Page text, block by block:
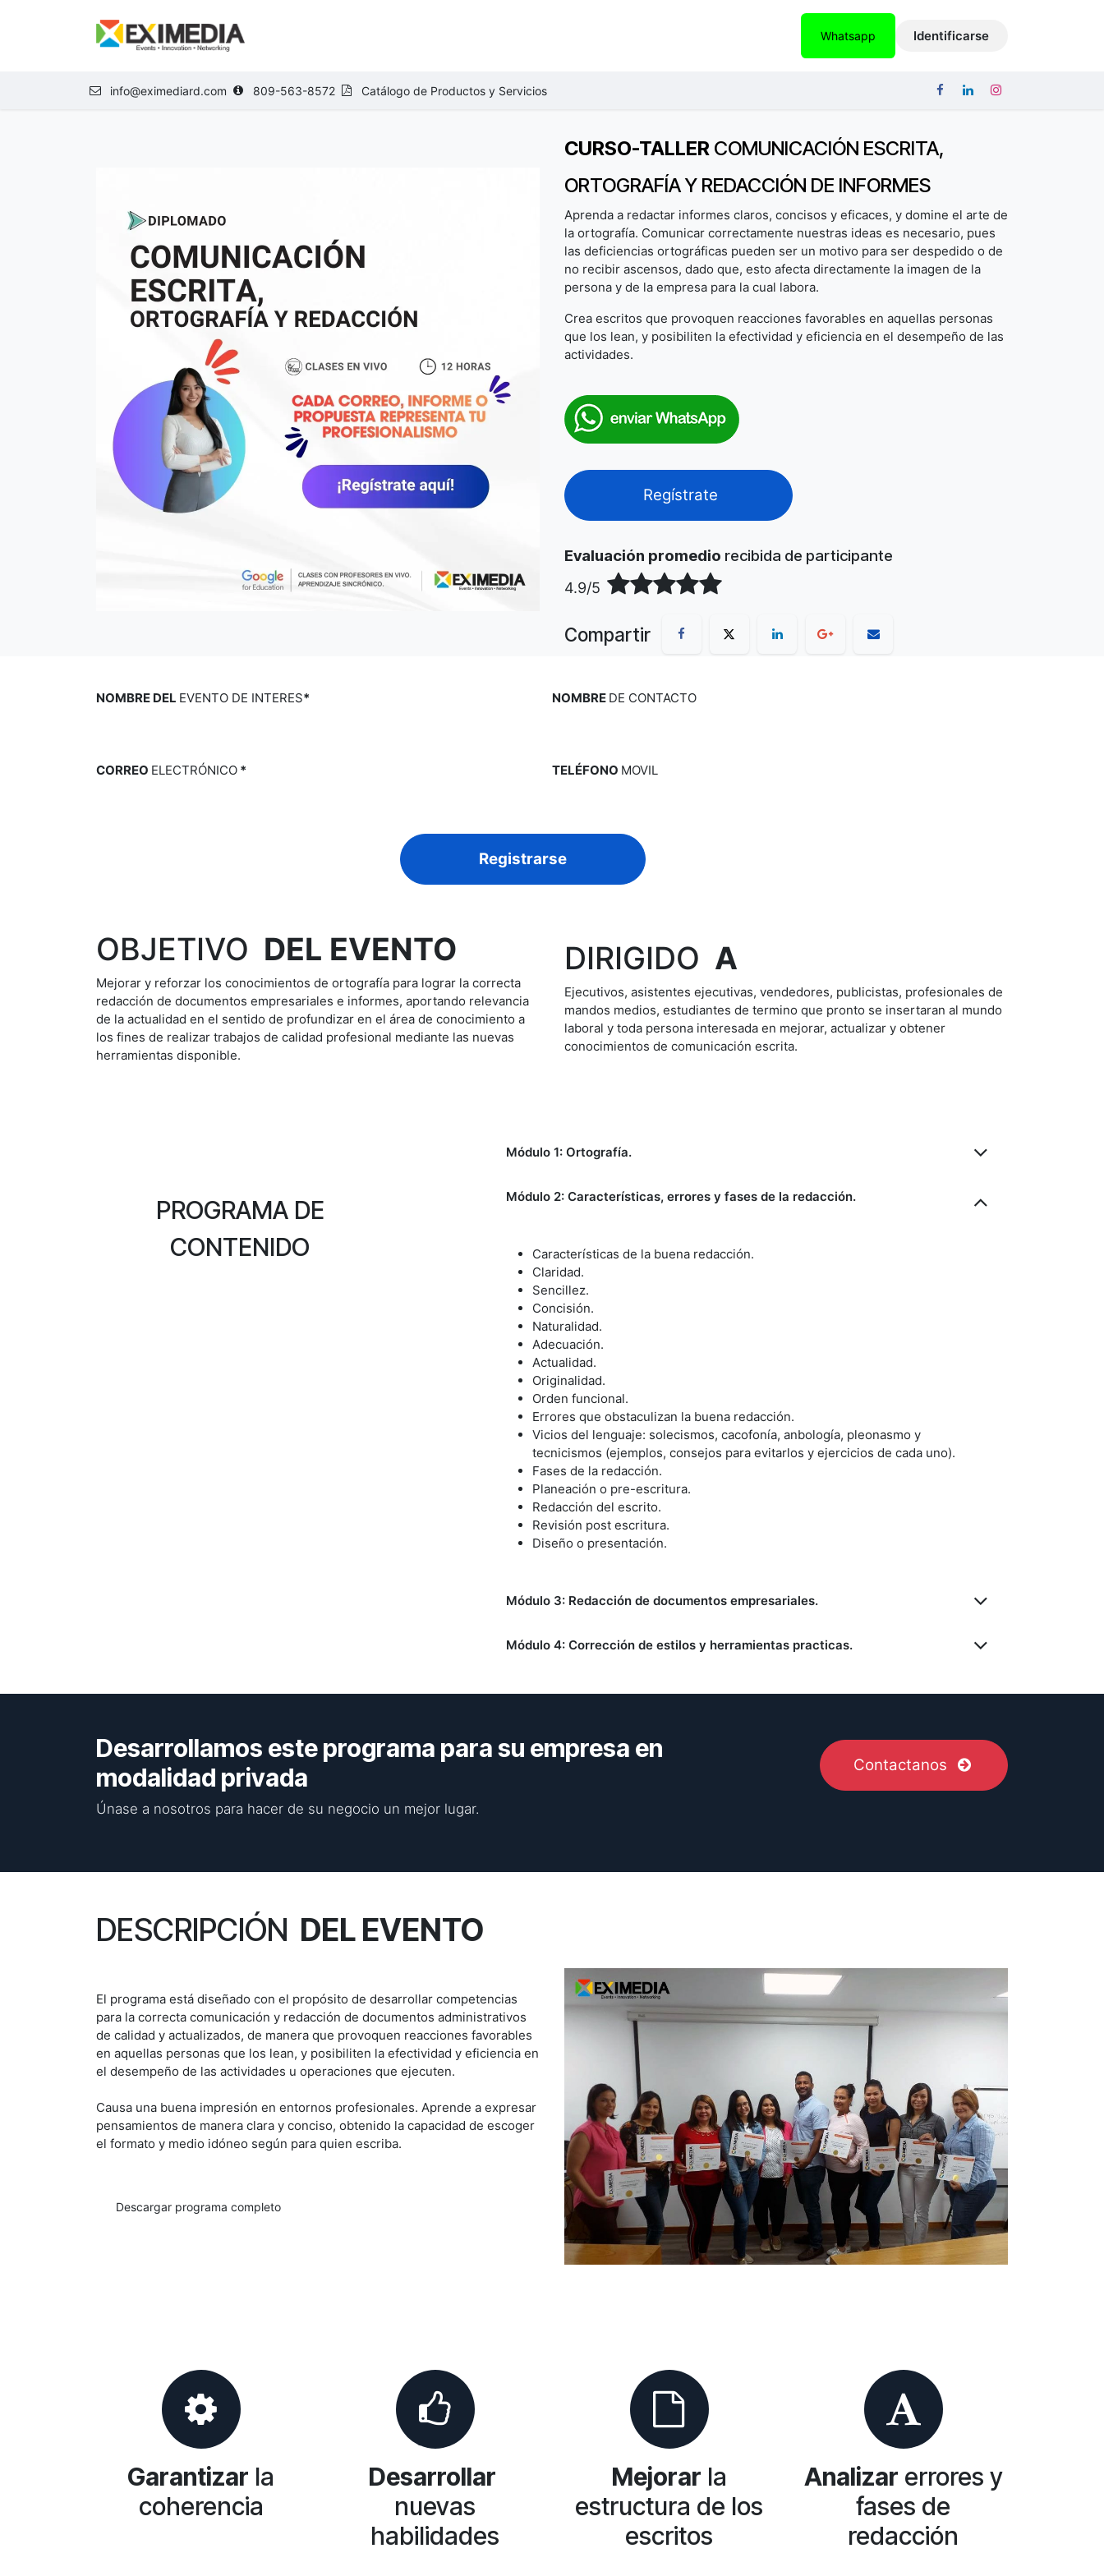
EMPLEOS CONTACTO
Whatsapp Identificarse
info@eximediard.com 809-563-8572 Catálogo de Productos y Servicios
CURSO-TALLER COMUNICACIÓN ESCRITA,
ORTOGRAFÍA Y REDACCIÓN DE INFORMES
Aprenda a redactar informes claros, concisos y eficaces, y domine el arte de
la ortografía. Comunicar correctamente nuestras ideas es necesario, pues
las deficiencias ortográficas pueden ser un motivo para ser despedido o de
no recibir ascensos, dado que, esto afecta directamente la imagen de la
persona y de la empresa para la cual labora.
Crea escritos que provoquen reacciones favorables en aquellas personas
que los lean, y posibiliten la efectividad y eficiencia en el desempeño de las
actividades.
Regístrate
Evaluación promedio recibida de participante
4.9/5
Compartir
NOMBRE DEL EVENTO DE INTERES* NOMBRE DE CONTACTO
CORREO ELECTRÓNICO * TELÉFONO MOVIL
Registrarse
OBJETIVO DEL EVENTO
Mejorar y reforzar los conocimientos de ortografía para lograr la correcta
redacción de documentos empresariales e informes, aportando relevancia
de la actualidad en el sentido de profundizar en el área de conocimiento a
los fines de realizar trabajos de calidad profesional mediante las nuevas
herramientas disponible.
DIRIGIDO A
Ejecutivos, asistentes ejecutivas, vendedores, publicistas, profesionales de
mandos medios, estudiantes de termino que pronto se insertaran al mundo
laboral y toda persona interesada en mejorar, actualizar y obtener
conocimientos de comunicación escrita.
PROGRAMA DE
CONTENIDO
Módulo 1: Ortografía.
Módulo 2: Características, errores y fases de la redacción.
Características de la buena redacción.
Claridad.
Sencillez.
Concisión.
Naturalidad.
Adecuación.
Actualidad.
Originalidad.
Orden funcional.
Errores que obstaculizan la buena redacción.
Vicios del lenguaje: solecismos, cacofonía, anbología, pleonasmo y
tecnicismos (ejemplos, consejos para evitarlos y ejercicios de cada uno).
Fases de la redacción.
Planeación o pre-escritura.
Redacción del escrito.
Revisión post escritura.
Diseño o presentación.
Módulo 3: Redacción de documentos empresariales.
Módulo 4: Corrección de estilos y herramientas practicas.
Desarrollamos este programa para su empresa en
modalidad privada
Únase a nosotros para hacer de su negocio un mejor lugar.
Contactanos
DESCRIPCIÓN DEL EVENTO
El programa está diseñado con el propósito de desarrollar competencias
para la correcta comunicación y redacción de documentos administrativos
de calidad y actualizados, de manera que provoquen reacciones favorables
en aquellas personas que los lean, y posibiliten la efectividad y eficiencia en
el desempeño de las actividades u operaciones que ejecuten.
Causa una buena impresión en entornos profesionales. Aprende a expresar
pensamientos de manera clara y conciso, obtenido la capacidad de escoger
el formato y medio idóneo según para quien escriba.
Descargar programa completo
Garantizar la
coherencia
Desarrollar
nuevas
habilidades
Mejorar la
estructura de los
escritos
Analizar errores y
fases de
redacción